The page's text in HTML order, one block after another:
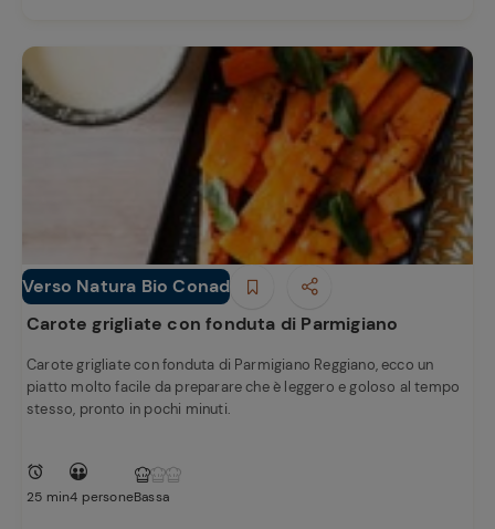
Verso Natura Bio Conad
Secondi piatti
Carote grigliate con fonduta di Parmigiano
Carote grigliate con fonduta di Parmigiano Reggiano, ecco un
piatto molto facile da preparare che è leggero e goloso al tempo
stesso, pronto in pochi minuti.
25 min4 personeBassa